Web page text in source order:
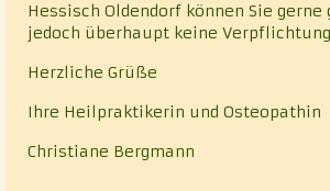
Hessisch Oldendorf können Sie
jedoch überhaupt keine
Herzliche Grüße
Ihre Heilpraktikerin und Osteopathin
Christiane Bergmann